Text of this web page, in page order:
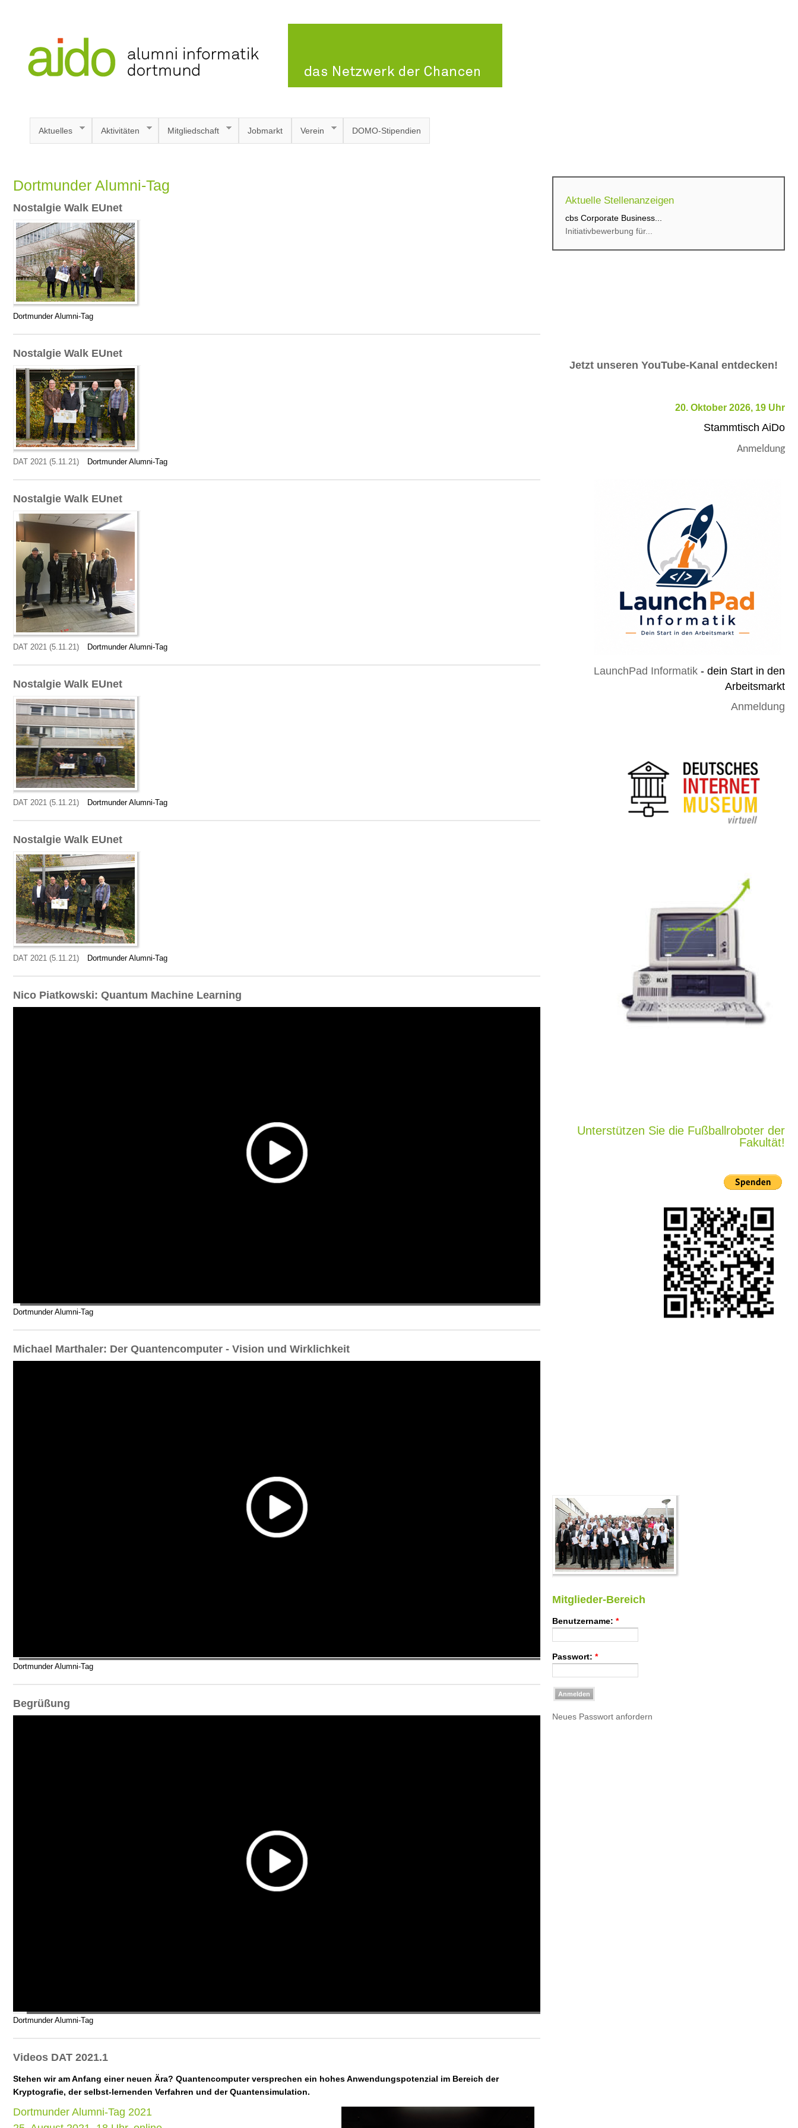
Aktuelles Aktivitäten Mitgliedschaft Jobmarkt Verein DOMO-Stipendien
Dortmunder Alumni-Tag
Nostalgie Walk EUnet
Dortmunder Alumni-Tag
Nostalgie Walk EUnet
DAT 2021 (5.11.21) Dortmunder Alumni-Tag
Nostalgie Walk EUnet
DAT 2021 (5.11.21) Dortmunder Alumni-Tag
Nostalgie Walk EUnet
DAT 2021 (5.11.21) Dortmunder Alumni-Tag
Nostalgie Walk EUnet
DAT 2021 (5.11.21) Dortmunder Alumni-Tag
Nico Piatkowski: Quantum Machine Learning
Dortmunder Alumni-Tag
Michael Marthaler: Der Quantencomputer - Vision und Wirklichkeit
Dortmunder Alumni-Tag
Begrüßung
Dortmunder Alumni-Tag
Videos DAT 2021.1
Stehen wir am Anfang einer neuen Ära? Quantencomputer versprechen ein hohes Anwendungspotenzial im Bereich der
Kryptografie, der selbst-lernenden Verfahren und der Quantensimulation.
Dortmunder Alumni-Tag 2021
Aktuelle Stellenanzeigen
cbs Corporate Business...
Initiativbewerbung für...
Jetzt unseren YouTube-Kanal entdecken!
20. Oktober 2026, 19 Uhr
Stammtisch AiDo
Anmeldung
LaunchPad Informatik - dein Start in den
Arbeitsmarkt
Anmeldung
Unterstützen Sie die Fußballroboter der
Fakultät!
Mitglieder-Bereich
Benutzername: *
Passwort: *
Neues Passwort anfordern